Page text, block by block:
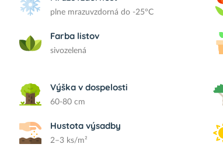
plne mrazuvzdorná do -25°C
Farba listov
sivozelená
Výška v dospelosti
60-80 cm
Hustota výsadby
2–3 ks/m²